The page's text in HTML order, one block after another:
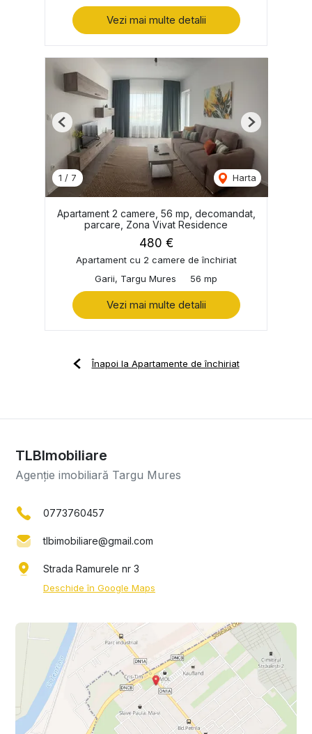
Vezi mai multe detalii
1 / 7 Harta
Previous Next
Apartament 2 camere, 56 mp, decomandat,
parcare, Zona Vivat Residence
480 €
Apartament cu 2 camere de închiriat
Garii, Targu Mures
56 mp
Vezi mai multe detalii
Înapoi la Apartamente de închiriat
TLBImobiliare
Agenție imobiliară Targu Mures
0773760457
tlbimobiliare@gmail.com
Strada Ramurele nr 3
Deschide în Google Maps